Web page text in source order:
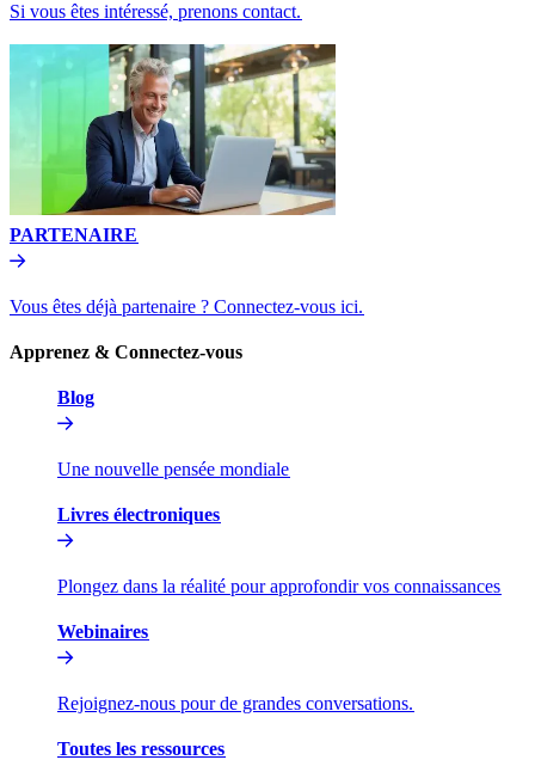
Si vous êtes intéressé, prenons contact.​​
PARTENAIRE​​
Vous êtes déjà partenaire ? Connectez-vous ici.​​
Apprenez & Connectez-vous​​
Blog​​
Une nouvelle pensée mondiale​​
Livres électroniques​​
Plongez dans la réalité pour approfondir vos connaissances​​
Webinaires​​
Rejoignez-nous pour de grandes conversations.​​
Toutes les ressources​​